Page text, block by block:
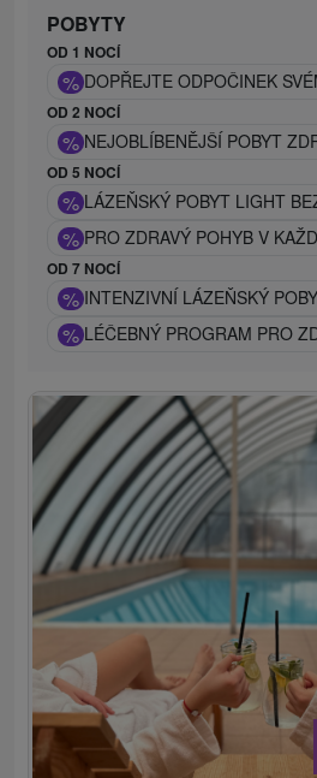
POBYTY
OD 1 NOCÍ
% DOPŘEJTE ODPOČINEK
OD 2 NOCÍ
% NEJOBLÍBENĚJŠÍ POBYT
OD 5 NOCÍ
% LÁZEŇSKÝ POBYT LIGHT
% PRO ZDRAVÝ POHYB V
OD 7 NOCÍ
% INTENZIVNÍ LÁZEŇSKÝ
% LÉČEBNÝ PROGRAM PRO